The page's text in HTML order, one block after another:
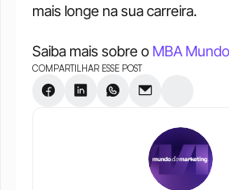
mais longe na sua carreira.
Saiba mais sobre o MBA
COMPARTILHAR ESSE POST